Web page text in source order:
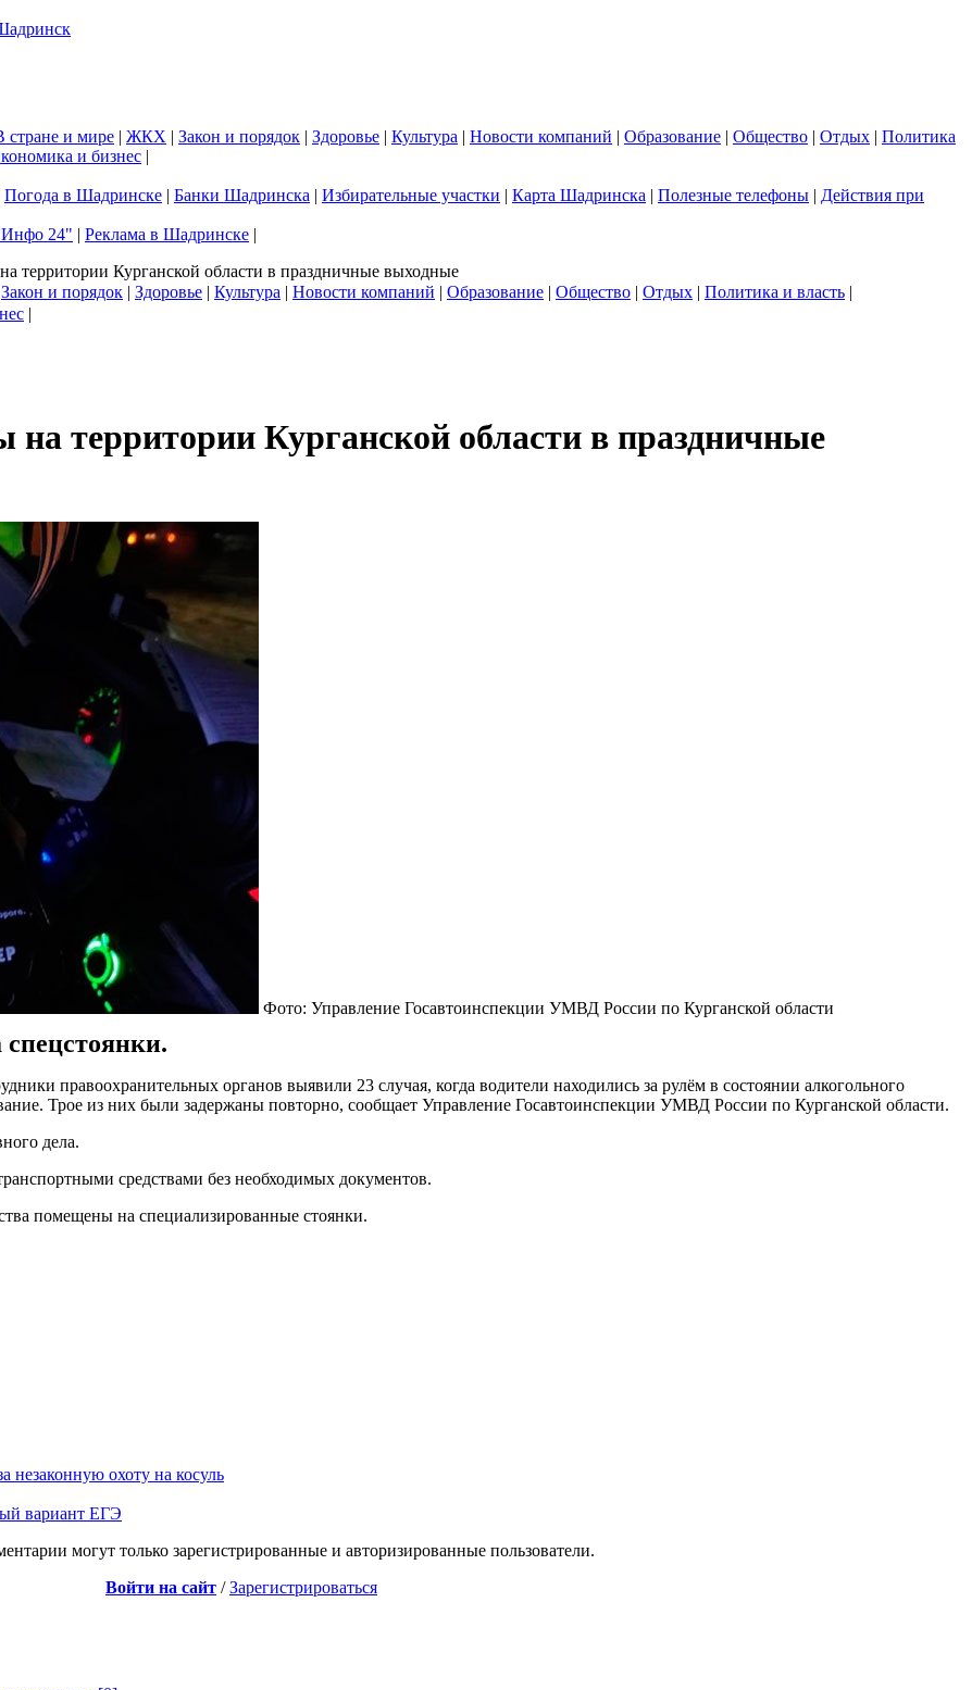
стране и мире | ЖКХ | Закон и порядок | Здоровье | Культура | Новости компаний | Образование | Общество | Отдых | Политика
и бизнес |
Погода в Шадринске | Банки Шадринска | Избирательные участки | Карта Шадринска | Полезные телефоны | Действия при
24" | Реклама в Шадринске |
территории Курганской области в праздничные выходные
Закон и порядок | Здоровье | Культура | Новости компаний | Образование | Общество | Отдых | Политика и власть |
|
на территории Курганской области в праздничные
Фото: Управление Госавтоинспекции УМВД России по Курганской области
правоохранительных органов выявили 23 случая, когда водители находились за рулём в состоянии алкогольного
Трое из них были задержаны повторно, сообщает Управление Госавтоинспекции УМВД России по Курганской области.
дела.
средствами без необходимых документов.
помещены на специализированные стоянки.
охоту на косуль
вариант ЕГЭ
могут только зарегистрированные и авторизированные пользователи.
Войти на сайт /Зарегистрироваться